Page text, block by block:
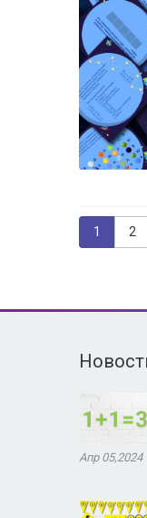
1 2
Апр 05,2024